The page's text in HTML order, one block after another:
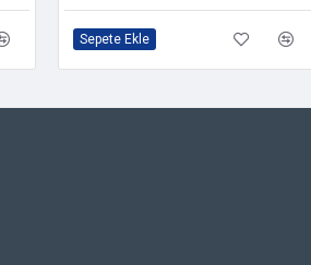
Sepete Ekle